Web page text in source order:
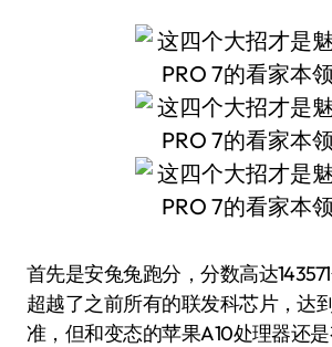
首先是安兔兔跑分，分数高达
超越了之前所有的联发科芯片，达
准，但和变态的苹果A10处理器还是